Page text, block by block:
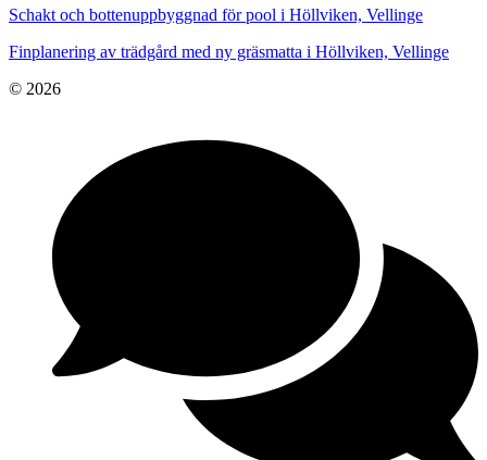
Schakt och bottenuppbyggnad för pool i Höllviken, Vellinge
Finplanering av trädgård med ny gräsmatta i Höllviken, Vellinge
© 2026